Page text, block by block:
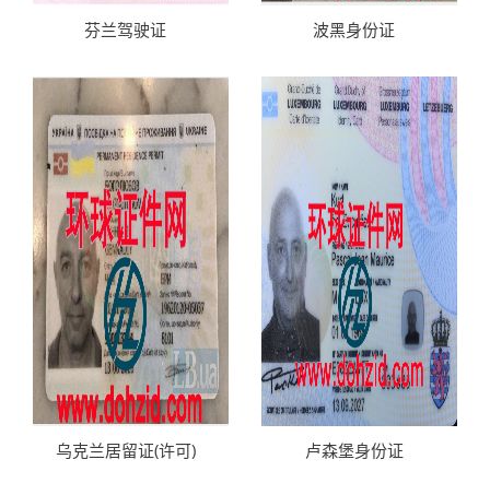
芬兰驾驶证 波黑身份证
乌克兰居留证(许可) 卢森堡身份证